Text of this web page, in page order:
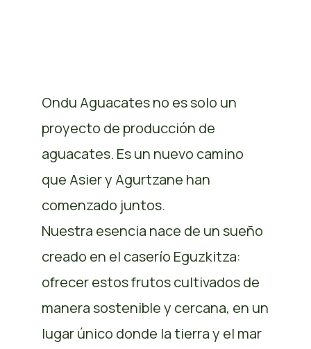
Ondu Aguacates no es solo un
proyecto de producción de
aguacates. Es un nuevo camino
que Asier y Agurtzane han
comenzado juntos.
Nuestra esencia nace de un sueño
creado en el caserío Eguzkitza:
ofrecer estos frutos cultivados de
manera sostenible y cercana, en un
lugar único donde la tierra y el mar